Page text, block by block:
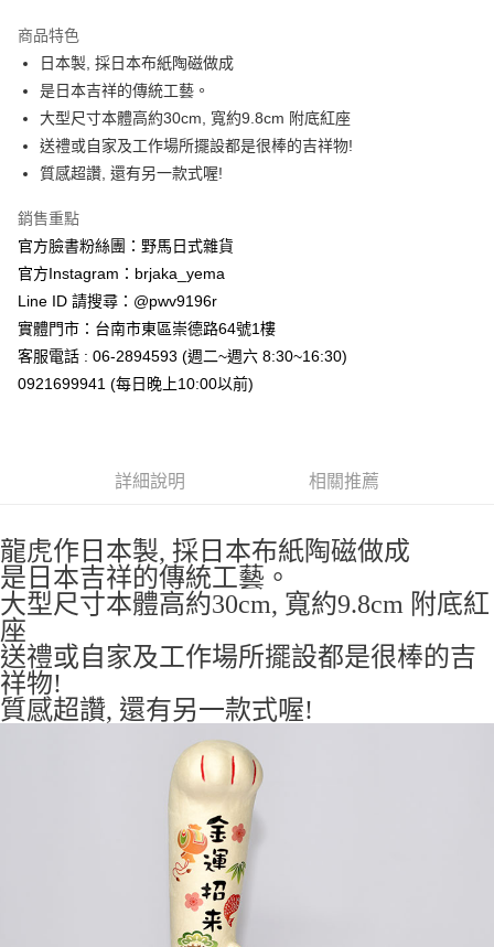
合作金庫商業銀行
華南商業銀行
上海商業儲蓄銀行
國泰世華商業銀行
兆豐國際商業銀行
臺灣中小企業銀行
台中商業銀行
匯豐（台灣）商業銀行
聯邦商業銀行
元大商業銀行
台新國際商業銀行
台灣樂天信用卡公司
超商取貨付款
LINE Pay
Apple Pay
街口支付
悠遊付
Google Pay
ATM付款
運送方式
全家取貨付款
每筆NT$65，滿NT$999(含以上)免運費
每筆NT$65，滿NT$999(含以上)免運費
付款後7-11取貨
每筆NT$65，滿NT$999(含以上)免運費
宅配
每筆NT$100，滿NT$999(含以上)免運費
商品特色
日本製, 採日本布紙陶磁做成
是日本吉祥的傳統工藝。
大型尺寸本體高約30cm, 寬約9.8cm 附底紅座
送禮或自家及工作場所擺設都是很棒的吉祥物!
質感超讚, 還有另一款式喔!
銷售重點
官方臉書粉絲團：野馬日式雜貨
官方Instagram：brjaka_yema
Line ID 請搜尋：@pwv9196r
實體門市：台南市東區崇德路64號1樓
客服電話 : 06-2894593 (週二~週六 8:30~16:30)
0921699941 (每日晚上10:00以前)
詳細說明 相關推薦
龍虎作日本製, 採日本布紙陶磁做成
是日本吉祥的傳統工藝。
大型尺寸本體高約30cm, 寬約9.8cm 附底紅
座
送禮或自家及工作場所擺設都是很棒的吉
祥物!
質感超讚, 還有另一款式喔!